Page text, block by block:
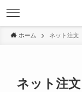
ホーム ネット注文
ネット注文